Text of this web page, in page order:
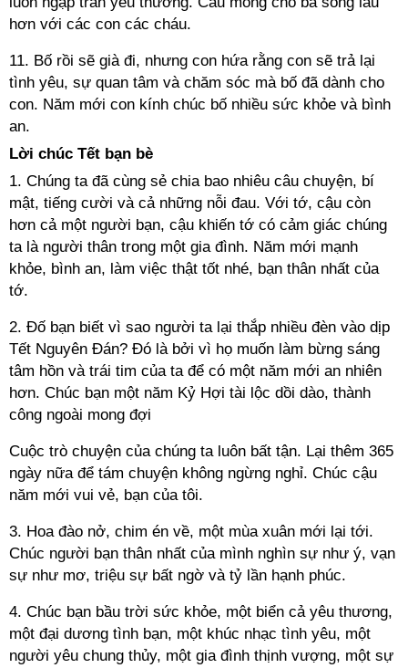
hơn với các con các cháu.
11. Bố rồi sẽ già đi, nhưng con hứa rằng con sẽ trả lại
tình yêu, sự quan tâm và chăm sóc mà bố đã dành cho
con. Năm mới con kính chúc bố nhiều sức khỏe và bình
an.
Lời chúc Tết bạn bè
1. Chúng ta đã cùng sẻ chia bao nhiêu câu chuyện, bí
mật, tiếng cười và cả những nỗi đau. Với tớ, cậu còn
hơn cả một người bạn, cậu khiến tớ có cảm giác chúng
ta là người thân trong một gia đình. Năm mới mạnh
khỏe, bình an, làm việc thật tốt nhé, bạn thân nhất của
tớ.
2. Đố bạn biết vì sao người ta lại thắp nhiều đèn vào dịp
Tết Nguyên Đán? Đó là bởi vì họ muốn làm bừng sáng
tâm hồn và trái tim của ta để có một năm mới an nhiên
hơn. Chúc bạn một năm Kỷ Hợi tài lộc dồi dào, thành
công ngoài mong đợi
Cuộc trò chuyện của chúng ta luôn bất tận. Lại thêm 365
ngày nữa để tám chuyện không ngừng nghỉ. Chúc cậu
năm mới vui vẻ, bạn của tôi.
3. Hoa đào nở, chim én về, một mùa xuân mới lại tới.
Chúc người bạn thân nhất của mình nghìn sự như ý, vạn
sự như mơ, triệu sự bất ngờ và tỷ lần hạnh phúc.
4. Chúc bạn bầu trời sức khỏe, một biển cả yêu thương,
một đại dương tình bạn, một khúc nhạc tình yêu, một
người yêu chung thủy, một gia đình thịnh vượng, một sự